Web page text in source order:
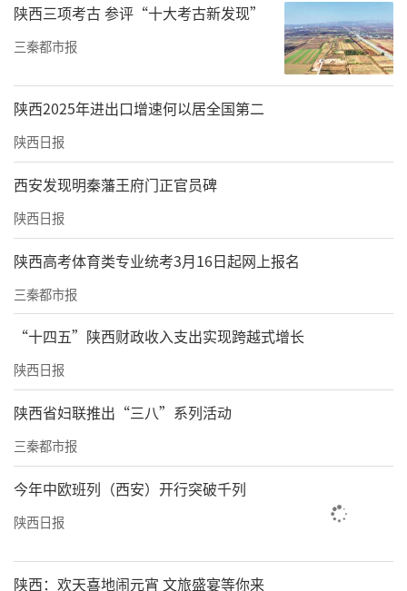
陕西三项考古 参评“十大考古新发现”
三秦都市报
陕西2025年进出口增速何以居全国第二
陕西日报
西安发现明秦藩王府门正官员碑
陕西日报
陕西高考体育类专业统考3月16日起网上报名
三秦都市报
“十四五”陕西财政收入支出实现跨越式增长
陕西日报
陕西省妇联推出“三八”系列活动
三秦都市报
今年中欧班列（西安）开行突破千列
陕西日报
陕西：欢天喜地闹元宵 文旅盛宴等你来